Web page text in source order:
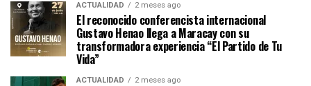
ACTUALIDAD 2 meses ago
El reconocido conferencista internacional
Gustavo Henao llega a Maracay con su
transformadora experiencia “El Partido de Tu
Vida”
ACTUALIDAD 2 meses ago